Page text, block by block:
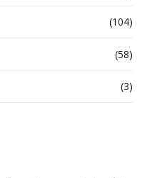
(104)
(58)
(3)